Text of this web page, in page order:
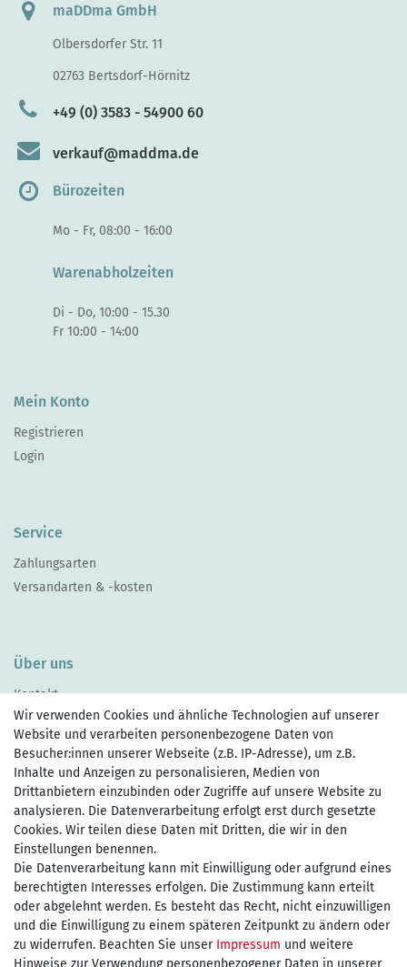
maDDma GmbH
Olbersdorfer Str. 11
02763 Bertsdorf-Hörnitz
+49 (0) 3583 - 54900 60
verkauf@maddma.de
Bürozeiten
Mo - Fr, 08:00 - 16:00
Warenabholzeiten
Di - Do, 10:00 - 15.30
Fr 10:00 - 14:00
Mein Konto
Registrieren
Login
Service
Zahlungsarten
Versandarten & -kosten
Über uns
Kontakt
Zahlen Sie bequem per
Wir versenden mit
kostenfreie Lieferung
Wir verwenden Cookies und ähnliche Technologien auf unserer
Website und verarbeiten personenbezogene Daten von
Besucher:innen unserer Webseite (z.B. IP-Adresse), um z.B.
Inhalte und Anzeigen zu personalisieren, Medien von
Drittanbietern einzubinden oder Zugriffe auf unsere Website zu
analysieren. Die Datenverarbeitung erfolgt erst durch gesetzte
Cookies. Wir teilen diese Daten mit Dritten, die wir in den
Einstellungen benennen.
Die Datenverarbeitung kann mit Einwilligung oder aufgrund eines
berechtigten Interesses erfolgen. Die Zustimmung kann erteilt
oder abgelehnt werden. Es besteht das Recht, nicht einzuwilligen
und die Einwilligung zu einem späteren Zeitpunkt zu ändern oder
zu widerrufen. Beachten Sie unser Impressum und weitere
Hinweise zur Verwendung personenbezogener Daten in unserer